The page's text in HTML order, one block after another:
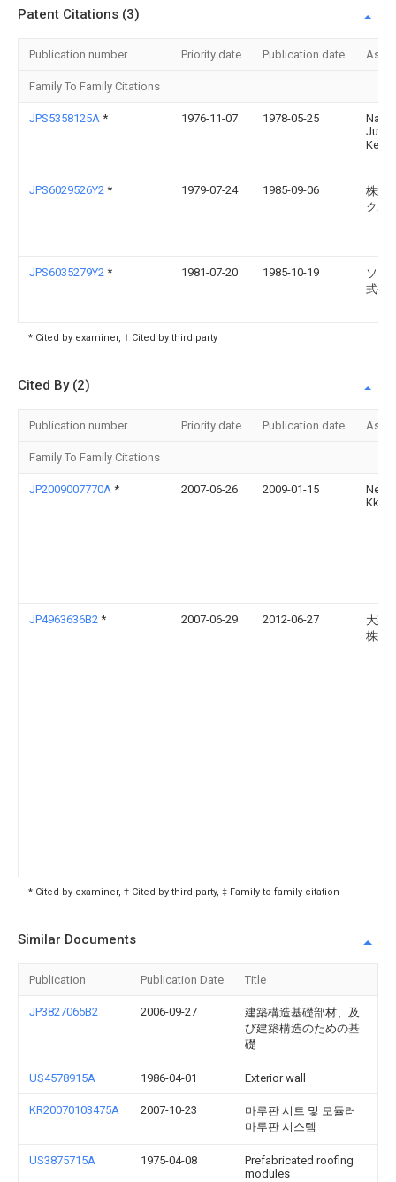
Patent Citations (3)
Publication number Priority date Publication date
Family To Family Citations
JPS5358125A * 1976-11-07 1978-05-25
Nat
JPS6029526Y2 * 1979-07-24 1985-09-06
株式
クボ
JPS6035279Y2 * 1981-07-20 1985-10-19
ソニ
式会
* Cited by examiner, † Cited by third party
Cited By (2)
Publication number Priority date Publication date
Family To Family Citations
JP2009007770A * 2007-06-26 2009-01-15
Net
Kk
JP4963636B2 * 2007-06-29 2012-06-27
大建
株式
* Cited by examiner, † Cited by third party, ‡ Family to family citation
Similar Documents
Publication Publication Date Title
JP3827065B2 2006-09-27
建築構造基礎部材、及
び建築構造のための基
礎
US4578915A 1986-04-01 Exterior wall
KR20070103475A 2007-10-23
마루판 시트 및 모듈러
마루판 시스템
US3875715A 1975-04-08
Prefabricated roofing
modules